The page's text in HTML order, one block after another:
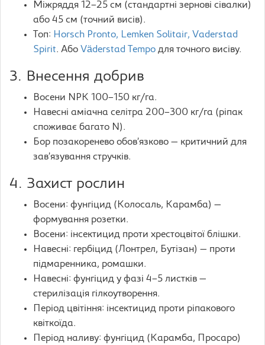
Міжряддя 12–25 см (стандартні зернові сівалки)
або 45 см (точний висів).
Топ: Horsch Pronto, Lemken Solitair, Vaderstad
Spirit. Або Väderstad Tempo для точного висіву.
3. Внесення добрив
Восени NPK 100–150 кг/га.
Навесні аміачна селітра 200–300 кг/га (ріпак
споживає багато N).
Бор позакоренево обов’язково — критичний для
зав’язування стручків.
4. Захист рослин
Восени: фунгіцид (Колосаль, Карамба) —
формування розетки.
Восени: інсектицид проти хрестоцвітої блішки.
Навесні: гербіцид (Лонтрел, Бутізан) — проти
підмаренника, ромашки.
Навесні: фунгіцид у фазі 4–5 листків —
стерилізація гілкоутворення.
Період цвітіння: інсектицид проти ріпакового
квіткоїда.
Період наливу: фунгіцид (Карамба, Просаро)